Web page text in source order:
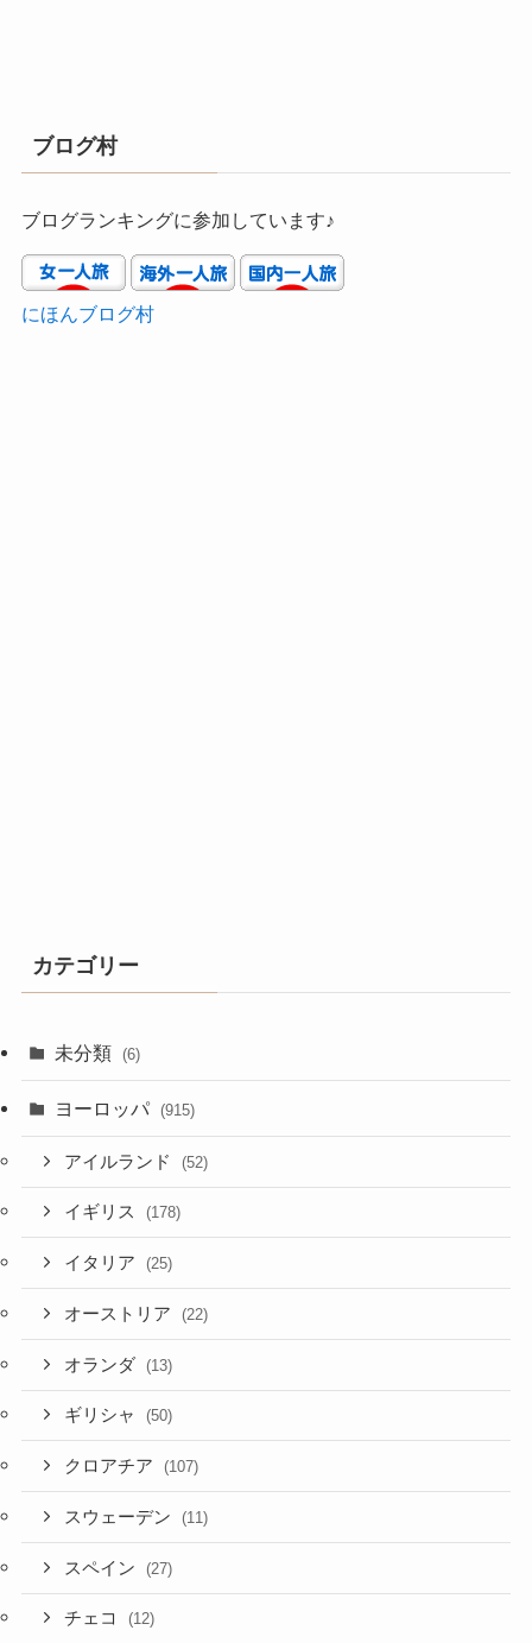
ブログ村
ブログランキングに参加しています♪
にほんブログ村
カテゴリー
未分類 (6)
ヨーロッパ (915)
アイルランド (52)
イギリス (178)
イタリア (25)
オーストリア (22)
オランダ (13)
ギリシャ (50)
クロアチア (107)
スウェーデン (11)
スペイン (27)
チェコ (12)